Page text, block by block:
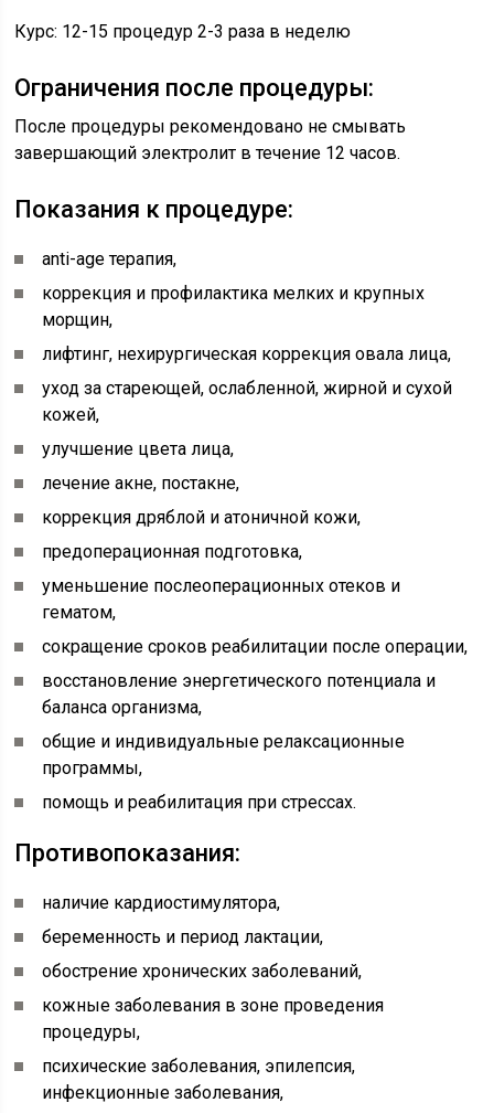
Курс: 12-15 процедур 2-3 раза в неделю
Ограничения после процедуры:
После процедуры рекомендовано не смывать
завершающий электролит в течение 12 часов.
Показания к процедуре:
anti-age терапия,
коррекция и профилактика мелких и крупных
морщин,
лифтинг, нехирургическая коррекция овала лица,
уход за стареющей, ослабленной, жирной и сухой
кожей,
улучшение цвета лица,
лечение акне, постакне,
коррекция дряблой и атоничной кожи,
предоперационная подготовка,
уменьшение послеоперационных отеков и
гематом,
сокращение сроков реабилитации после операции,
восстановление энергетического потенциала и
баланса организма,
общие и индивидуальные релаксационные
программы,
помощь и реабилитация при стрессах.
Противопоказания:
наличие кардиостимулятора,
беременность и период лактации,
обострение хронических заболеваний,
кожные заболевания в зоне проведения
процедуры,
психические заболевания, эпилепсия,
инфекционные заболевания,